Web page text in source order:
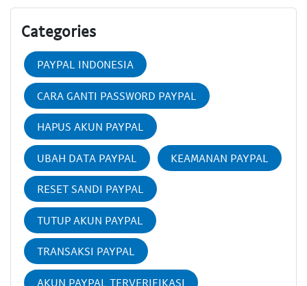
Categories
PAYPAL INDONESIA
CARA GANTI PASSWORD PAYPAL
HAPUS AKUN PAYPAL
UBAH DATA PAYPAL KEAMANAN PAYPAL
RESET SANDI PAYPAL
TUTUP AKUN PAYPAL
TRANSAKSI PAYPAL
AKUN PAYPAL TERVERIFIKASI